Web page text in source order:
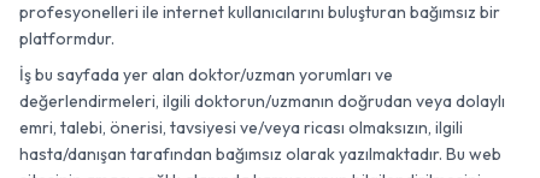
profesyonelleri ile internet kullanıcılarını buluşturan bağımsız bir
platformdur.
İş bu sayfada yer alan doktor/uzman yorumları ve
değerlendirmeleri, ilgili doktorun/uzmanın doğrudan veya dolaylı
emri, talebi, önerisi, tavsiyesi ve/veya ricası olmaksızın, ilgili
hasta/danışan tarafından bağımsız olarak yazılmaktadır. Bu web